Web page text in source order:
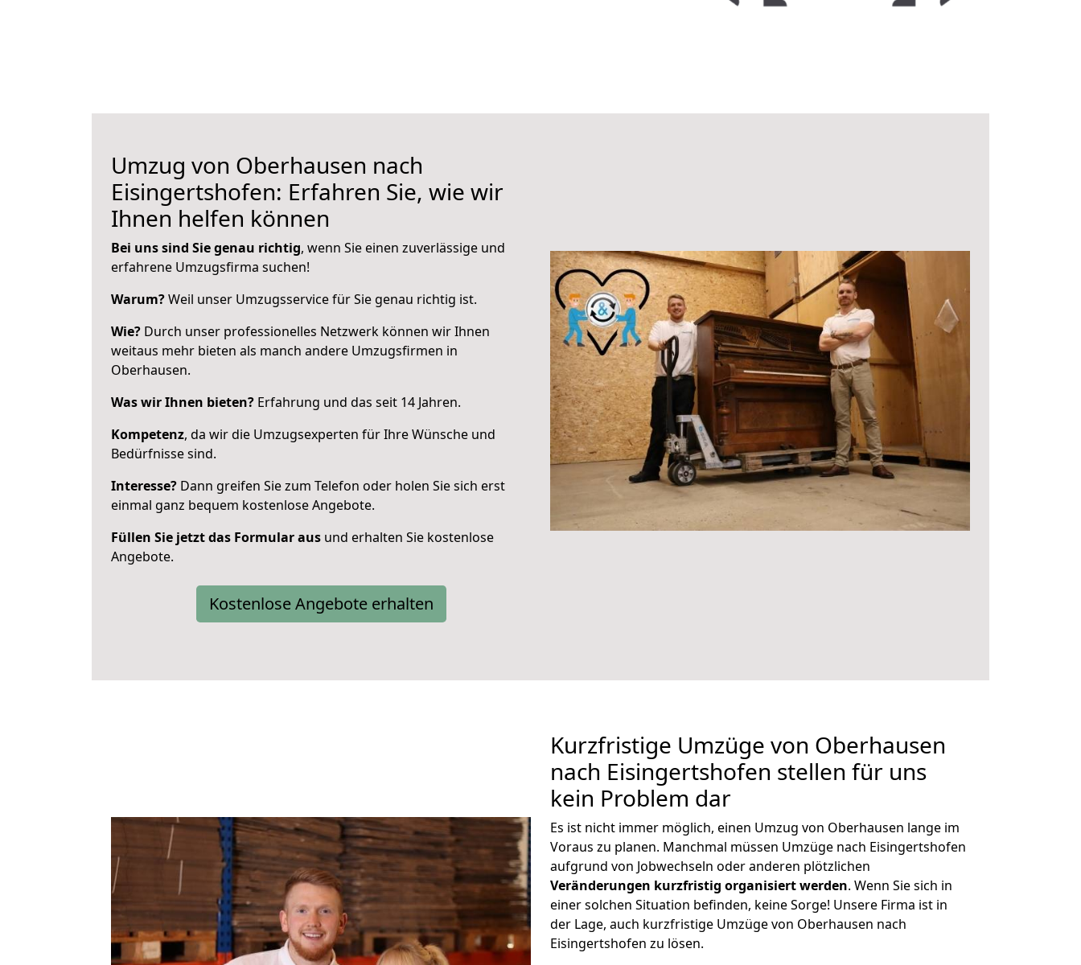
Umzug von Oberhausen nach
Eisingertshofen: Erfahren Sie, wie wir
Ihnen helfen können
Bei uns sind Sie genau richtig, wenn Sie einen zuverlässige und
erfahrene Umzugsfirma suchen!
Warum?Weil unser Umzugsservice für Sie genau richtig ist.
Wie? Durch unser professionelles Netzwerk können wir Ihnen
weitaus mehr bieten als manch andere Umzugsfirmen in
Oberhausen.
Was wir Ihnen bieten? Erfahrung und das seit 14 Jahren.
Kompetenz, da wir die Umzugsexperten für Ihre Wünsche und
Bedürfnisse sind.
Interesse? Dann greifen Sie zum Telefon oder holen Sie sich erst
einmal ganz bequem kostenlose Angebote.
Füllen Sie jetzt das Formular aus und erhalten Sie kostenlose
Angebote.
Kostenlose Angebote erhalten
Kurzfristige Umzüge von Oberhausen
nach Eisingertshofen stellen für uns
kein Problem dar
Es ist nicht immer möglich, einen Umzug von Oberhausen lange im
Voraus zu planen. Manchmal müssen Umzüge nach Eisingertshofen
aufgrund von Jobwechseln oder anderen plötzlichen
Veränderungen kurzfristig organisiert werden. Wenn Sie sich in
einer solchen Situation befinden, keine Sorge! Unsere Firma ist in
der Lage, auch kurzfristige Umzüge von Oberhausen nach
Eisingertshofen zu lösen.